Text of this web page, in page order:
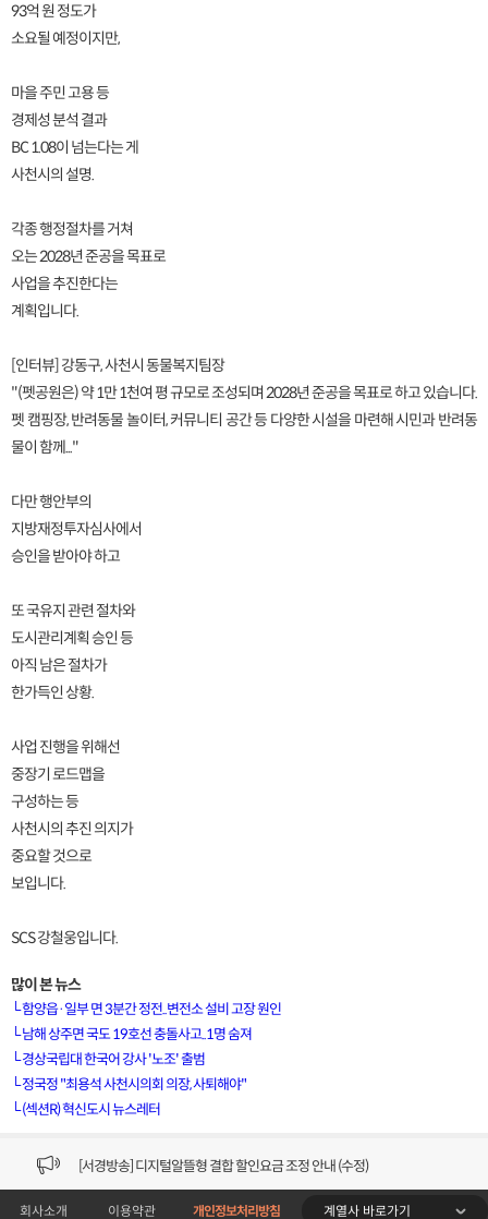
93억 원 정도가
소요될 예정이지만,
마을 주민 고용 등
경제성 분석 결과
BC 1.08이 넘는다는 게
사천시의 설명.
각종 행정절차를 거쳐
오는 2028년 준공을 목표로
사업을 추진한다는
계획입니다.
[인터뷰] 강동구, 사천시 동물복지팀장
"(펫공원은) 약 1만 1천여 평 규모로 조성되며 2028년 준공을 목표로 하고 있습니다.
펫 캠핑장, 반려동물 놀이터, 커뮤니티 공간 등 다양한 시설을 마련해 시민과 반려동
물이 함께..."
다만 행안부의
지방재정투자심사에서
승인을 받아야 하고
또 국유지 관련 절차와
도시관리계획 승인 등
아직 남은 절차가
한가득인 상황.
사업 진행을 위해선
중장기 로드맵을
구성하는 등
사천시의 추진 의지가
중요할 것으로
보입니다.
SCS 강철웅입니다.
많이 본 뉴스
└함양읍·일부 면 3분간 정전..변전소 설비 고장 원인
└남해 상주면 국도 19호선 충돌사고..1명 숨져
└경상국립대 한국어 강사 '노조' 출범
└정국정 "최용석 사천시의회 의장, 사퇴해야"
└(섹션R) 혁신도시 뉴스레터
[서경방송] 일부 채널편성 변경 안내의 건 (7/22)
[서경방송] 디지털알뜰형 결합 할인요금 조정 안내 (수정)
[공지] 개인정보처리방침 (Ver2.15) 개정의 건 (7/1)
회사소개 이용약관 개인정보처리방침 계열사 바로가기